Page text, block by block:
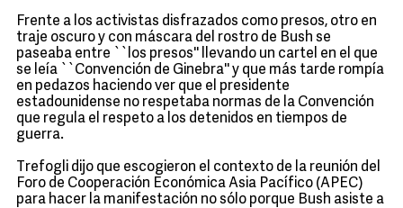
Frente a los activistas disfrazados como presos, otro en
traje oscuro y con máscara del rostro de Bush se
paseaba entre ``los presos'' llevando un cartel en el que
se leía ``Convención de Ginebra'' y que más tarde rompía
en pedazos haciendo ver que el presidente
estadounidense no respetaba normas de la Convención
que regula el respeto a los detenidos en tiempos de
guerra.
Trefogli dijo que escogieron el contexto de la reunión del
Foro de Cooperación Económica Asia Pacífico (APEC)
para hacer la manifestación no sólo porque Bush asiste a